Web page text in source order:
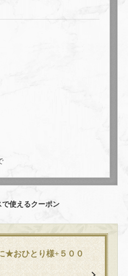
で使えるクーポン
★おひとり様+５００